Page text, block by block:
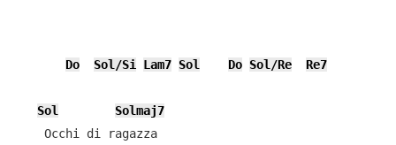
Do Sol/Si Lam7 Sol Do Sol/Re Re7
Sol
Solmaj7
    Occhi di ragazza